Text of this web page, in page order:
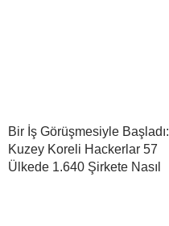
Bir İş Görüşmesiyle Başladı:
Kuzey Koreli Hackerlar 57
Ülkede 1.640 Şirkete Nasıl